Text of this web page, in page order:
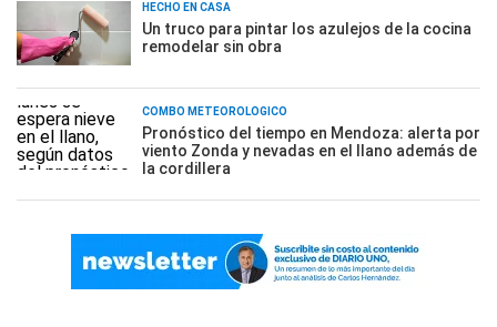
HECHO EN CASA
Un truco para pintar los azulejos de la cocina
remodelar sin obra
COMBO METEOROLÓGICO
Pronóstico del tiempo en Mendoza: alerta por
viento Zonda y nevadas en el llano además de
la cordillera